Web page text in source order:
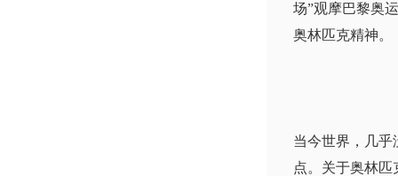
场”观摩巴黎奥
奥林匹克精神。
当今世界，几
点。关于奥林